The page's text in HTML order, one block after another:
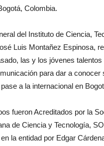
Colombia.
del Instituto de Ciencia,
Luis Montañez Espinosa,
las y los jóvenes
para dar a conocer
a la internacional en
fueron Acreditados por la
de Ciencia y Tecnología,
la entidad por Edgar